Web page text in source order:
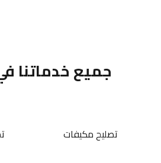
جميع خدماتنا
تصليح مكيفات